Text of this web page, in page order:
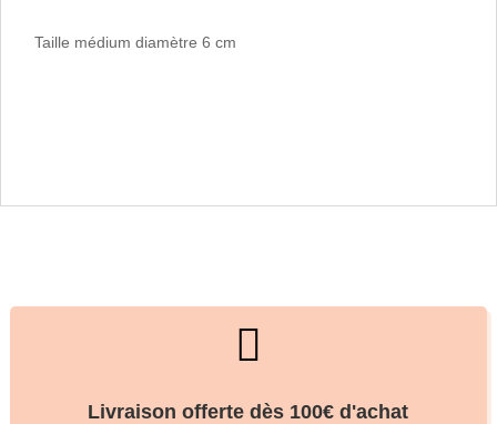
Taille médium diamètre 6 cm

Livraison offerte dès 100€ d'achat